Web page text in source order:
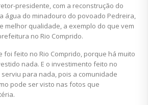
presidente, com a reconstrução do
água do minadouro do povoado Pedreira,
melhor qualidade, a exemplo do que vem
no Rio Comprido.
foi feito no Rio Comprido, porque há muito
nada. E o investimento feito no
para nada, pois a comunidade
pode ser visto nas fotos que